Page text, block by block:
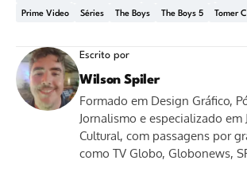
Prime Video Séries The Boys The Boys 5 Tomer
Escrito por
Wilson Spiler
Formado em Design Gráfico,
Jornalismo e especializado em
Cultural, com passagens por
como TV Globo, Globonews,